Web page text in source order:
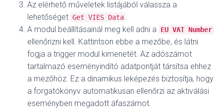
Az elérhető műveletek listájából válassza a
lehetőséget Get VIES Data .
A modul beállításainál meg kell adni a EU VAT Number
ellenőrizni kell. Kattintson ebbe a mezőbe, és látni
fogja a trigger modul kimenetét. Az adószámot
tartalmazó eseményindító adatpontját társítsa ehhez
a mezőhöz. Ez a dinamikus leképezés biztosítja, hogy
a forgatókönyv automatikusan ellenőrzi az aktiválási
eseményben megadott áfaszámot.